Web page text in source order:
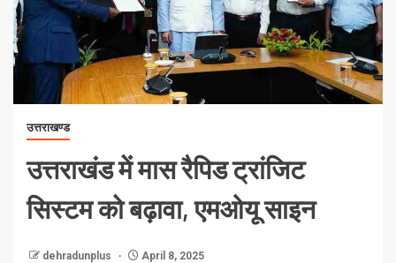
उत्तराखण्ड
उत्तराखंड में मास रैपिड ट्रांजिट
सिस्टम को बढ़ावा, एमओयू साइन
dehradunplus April 8, 2025